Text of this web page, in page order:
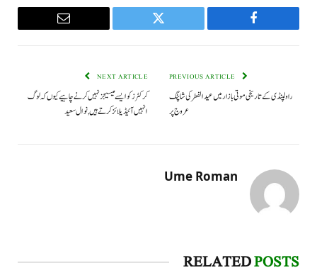
Facebook
Twitter
Email
راولپنڈی کے تاریخی موتی بازار میں عید الفطر کی شاپنگ
عروج پر
NEXT ARTICLE
کرکٹرز کو ایسے میسیجز نہیں کرنے چاہیے کیوں کہ لوگ
انہیں آئیڈیلائز کرتے ہیں, نوال سعید
Ume Roman
RELATEDPOSTS